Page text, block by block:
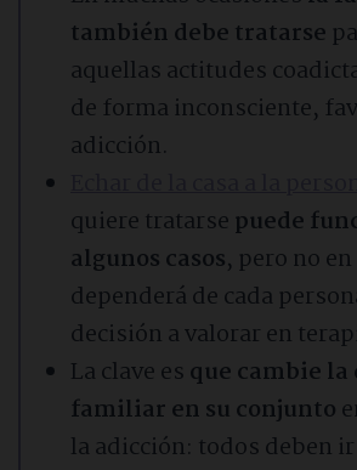
también debe tratarse
aquellas actitudes
de forma inconsciente,
adicción.
quiere tratarse puede
algunos casos, pero no
dependerá de cada
decisión a valorar en
La clave es que cambie
familiar en su conjunto
la adicción: todos deben